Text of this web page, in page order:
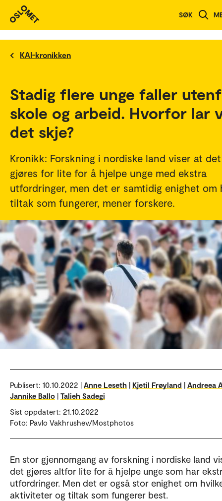
SØK
KAI-kronikken
Stadig flere unge faller
skole og arbeid. Hvorfor lar
det skje?
Kronikk: Forskning i nordiske land viser at det
gjøres for lite for å hjelpe unge med ekstra
utfordringer, men det er samtidig enighet om
tiltak som fungerer, mener forskere.
Publisert: 10.10.2022 | Anne Leseth | Kjetil Frøyland | Andreea
Jannike Ballo | Talieh Sadegi
Sist oppdatert: 21.10.2022
Foto: Pavlo Vakhrushev/Mostphotos
En stor gjennomgang av forskning i nordiske land
det gjøres altfor lite for å hjelpe unge som har
utfordringer. Men det er også stor enighet om
aktiviteter og tiltak som fungerer best.